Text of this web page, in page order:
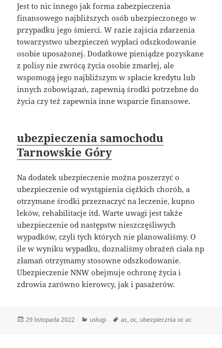
Jest to nic innego jak forma zabezpieczenia
finansowego najbliższych osób ubezpieczonego w
przypadku jego śmierci. W razie zajścia zdarzenia
towarzystwo ubezpieczeń wypłaci odszkodowanie
osobie uposażonej. Dodatkowe pieniądze pozyskane
z polisy nie zwrócą życia osobie zmarłej, ale
wspomogą jego najbliższym w spłacie kredytu lub
innych zobowiązań, zapewnią środki potrzebne do
życia czy też zapewnia inne wsparcie finansowe.
ubezpieczenia samochodu
Tarnowskie Góry
Na dodatek ubezpieczenie można poszerzyć o
ubezpieczenie od wystąpienia ciężkich chorób, a
otrzymane środki przeznaczyć na leczenie, kupno
leków, rehabilitacje itd. Warte uwagi jest także
ubezpieczenie od następstw nieszczęśliwych
wypadków, czyli tych których nie planowaliśmy. O
ile w wyniku wypadku, doznaliśmy obrażeń ciała np
złamań otrzymamy stosowne odszkodowanie.
Ubezpieczenie NNW obejmuje ochronę życia i
zdrowia zarówno kierowcy, jak i pasażerów.
Data
29 listopada 2022 Kategorie
usługi Tagi
ac,oc, ubezpiecznia oc ac